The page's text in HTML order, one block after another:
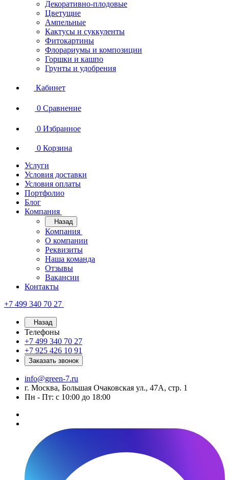
Декоративно-плодовые
Цветущие
Ампельные
Кактусы и суккуленты
Фитокартины
Флорариумы и композиции
Горшки и кашпо
Грунты и удобрения
Кабинет
0 Сравнение
0 Избранное
0 Корзина
Услуги
Условия доставки
Условия оплаты
Портфолио
Блог
Компания
Назад
Компания
О компании
Реквизиты
Наша команда
Отзывы
Вакансии
Контакты
+7 499 340 70 27
Назад
Телефоны
+7 499 340 70 27
+7 925 426 10 91
Заказать звонок
info@green-7.ru
г. Москва, Большая Очаковская ул., 47А, стр. 1
Пн - Пт: с 10:00 до 18:00